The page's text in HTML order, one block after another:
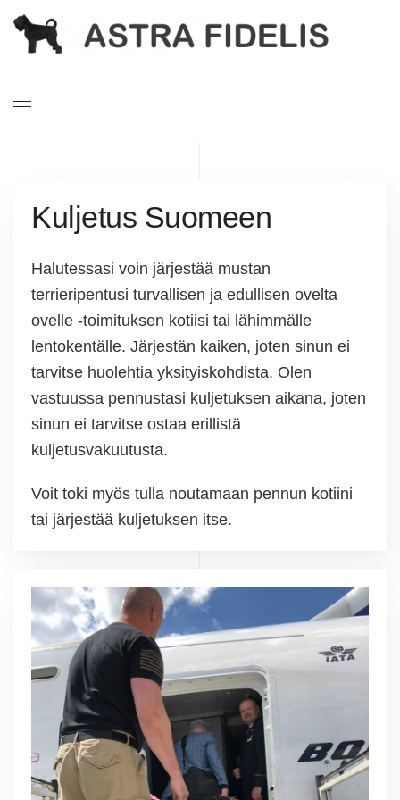
Kuljetus Suomeen
Halutessasi voin järjestää mustan
terrieripentusi turvallisen ja edullisen ovelta
ovelle -toimituksen kotiisi tai lähimmälle
lentokentälle. Järjestän kaiken, joten sinun ei
tarvitse huolehtia yksityiskohdista. Olen
vastuussa pennustasi kuljetuksen aikana, joten
sinun ei tarvitse ostaa erillistä
kuljetusvakuutusta.
Voit toki myös tulla noutamaan pennun kotiini
tai järjestää kuljetuksen itse.